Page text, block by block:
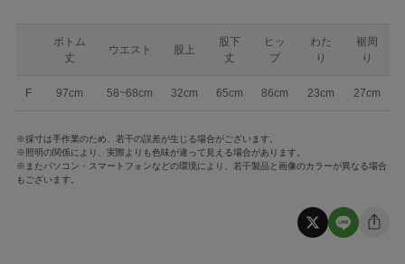
ボトム
丈
ウエスト 股上
股下
丈
ヒッ
プ
わた
り
裾周
り
F 97cm 58~68cm 32cm 65cm 86cm 23cm 27cm
※採寸は手作業のため、若干の誤差が生じる場合がございます。
※照明の関係により、実際よりも色味が違って見える場合があります。
※またパソコン・スマートフォンなどの環境により、若干製品と画像のカラーが異なる場合
もございます。